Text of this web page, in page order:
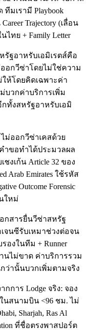
มเรามี Playbook
Trajectory (เลื่อน
ทย + Family Letter
ฐอาหรับเอมิเรตส์คือ
ออกวีซ่าโดยไม่ใช่ความ
ให้โดยคิดเฉพาะค่า
บวกค่าบริการเพิ่ม
ทั้งสหรัฐอาหรับเอมิ
ไม่ออกวีซ่าเคสด้วย
คำขอทำได้ประมวลผล
ชงเก้น Article 32 ของ
Arab Emirates ใช้รหัส
Outcome Forensic
ใหม่
อกสารยื่นวีซ่าสหรัฐ
จนซีรับเหมาช่วงต่อจน
องในทีม + Runner
นไม่ขาด ค่าบริการรวม
กว่านั้นบวกเพิ่มตามจริง
การ Lodge จริง: จอง
ในสนามบิน <96 ชม. ไม่
Sharjah, Ras Al
ที่ชื่อตรงพาสปอร์ต